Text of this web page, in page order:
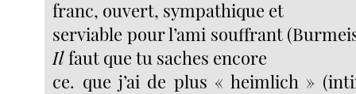
franc, ouvert, sympathique et
serviable pour l’ami souffrant
Ilfaut que tu saches encore
ce. que j’ai de plus « heimlich »